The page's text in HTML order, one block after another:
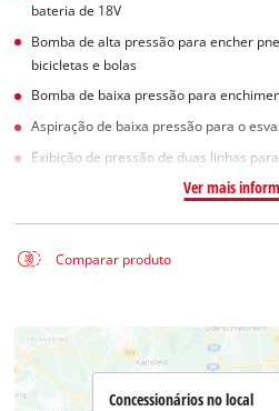
bateria de 18V
Bomba de alta pressão para encher
bicicletas e bolas
Bomba de baixa pressão para
Aspiração de baixa pressão para o
Exibição de pressão de duas linhas
Ver mais
Comparar produto
Concessionários no local